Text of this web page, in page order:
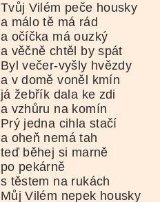
Tvůj Vilém peče housky
a málo tě má rád
a očíčka má ouzký
a věčně chtěl by spát
Byl večer-vyšly hvězdy
a v domě voněl kmín
já žebřík dala ke zdi
a vzhůru na komín
Prý jedna cihla stačí
a oheň nemá tah
teď běhej si marně
po pekárně
s těstem na rukách
Můj Vilém nepek housky